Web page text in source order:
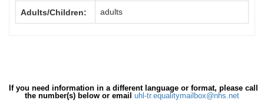
Adults/Children: adults
If you need information in a different language or format, please call
the number(s) below or email uhl-tr.equalitymailbox@nhs.net